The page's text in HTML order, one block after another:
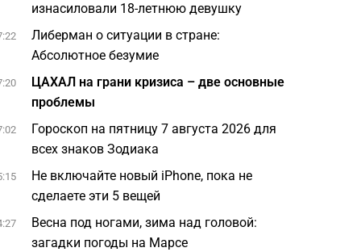
изнасиловали 18-летнюю девушку
Либерман о ситуации в стране:
Абсолютное безумие
ЦАХАЛ на грани кризиса – две основные
проблемы
Гороскоп на пятницу 7 августа 2026 для
всех знаков Зодиака
Не включайте новый iPhone, пока не
сделаете эти 5 вещей
Весна под ногами, зима над головой:
загадки погоды на Марсе